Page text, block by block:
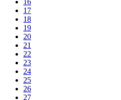
16
17
18
19
20
21
22
23
24
25
26
27